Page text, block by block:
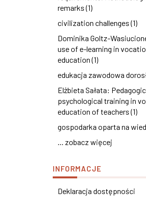
remarks (1)
civilization challenges (1)
Dominika Goltz-
use of e-learning in
education (1)
edukacja zawodowa
Elżbieta Sałata:
psychological training in
education of teachers (1)
gospodarka oparta na
... zobacz więcej
INFORMACJE
Deklaracja dostępności